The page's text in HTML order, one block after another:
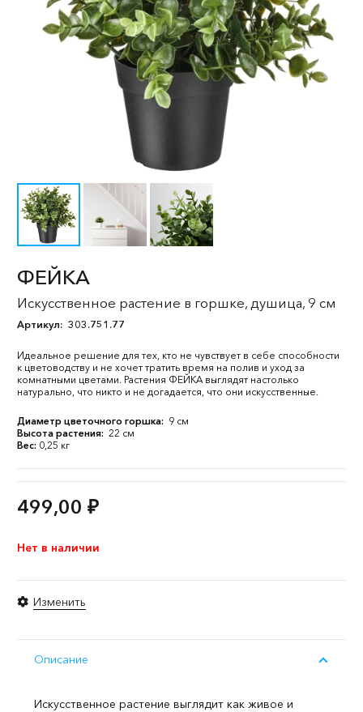
ФЕЙКА
Искусственное растение в горшке, душица, 9 см
Артикул: 303.751.77
Идеальное решение для тех, кто не чувствует в себе способности
к цветоводству и не хочет тратить время на полив и уход за
комнатными цветами. Растения ФЕЙКА выглядят настолько
натурально, что никто и не догадается, что они искусственные.
Диаметр цветочного горшка: 9 см
Высота растения: 22 см
Вес: 0,25 кг
499,00 ₽
Нет в наличии
Изменить
Описание
Искусственное растение выглядит как живое и